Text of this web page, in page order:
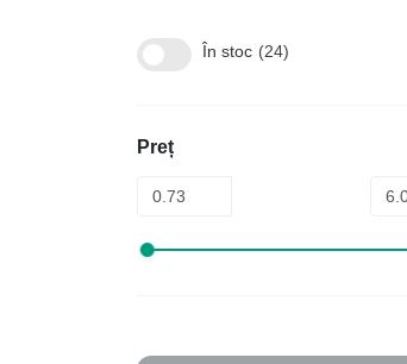
În stoc 24
Preț